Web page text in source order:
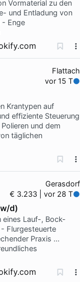
Vormaterial zu den
und Entladung von
- Enge
Flattach
vor 15 T
Krantypen auf
effiziente Steuerung
und dem
täglichen
Gerasdorf
€ 3.233 | vor 28 T
d)
eines Lauf-, Bock-
Flurgesteuerte
Praxis …